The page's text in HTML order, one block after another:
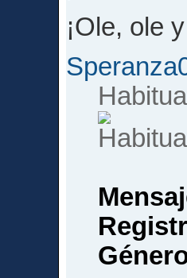
¡Ole, ole
Habitual